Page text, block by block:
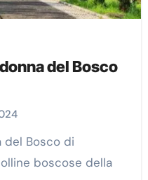
del Bosco
boscose della